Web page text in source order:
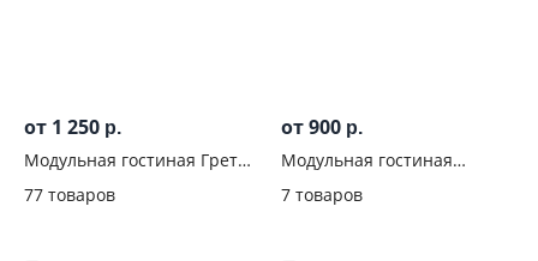
от 1 250 р.
Модульная гостиная Гретта
77 товаров
от 900 р.
Модульная гостиная
7 товаров